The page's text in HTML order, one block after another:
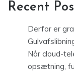
Recent
Derfor er
Når cloud-
opsætning,